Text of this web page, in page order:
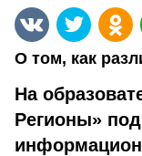
О том, как
На
Регионы»